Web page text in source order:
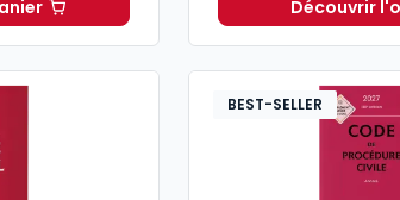
à 37,00 € TTC
du travail 2026, annoté, commenté en
DécouvrirLe
BEST-SELLER